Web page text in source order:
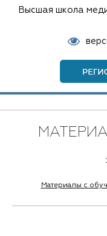
Высшая школа
Материалы с